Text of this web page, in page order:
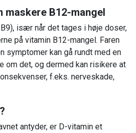
maskere B12-mangel
især når det tages i høje doser,
på vitamin B12-mangel. Faren
symptomer kan gå rundt med en
om det, og dermed kan risikere at
f.eks. nerveskade,
antyder, er D-vitamin et